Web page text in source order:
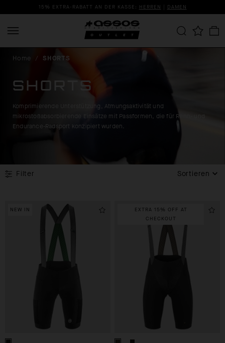
15% EXTRA-RABATT AN DER KASSE: HERREN | DAMEN
Home / SHORTS
SHORTS
Komprimierende Unterstützung, Atmungsaktivität und
mikrostoßabsorbierende Einsätze mit Passformen, die für Renn- und
Endurance-Radsport konzipiert wurden.
Filter Sortieren
NEW IN
EXTRA 15% OFF AT
CHECKOUT